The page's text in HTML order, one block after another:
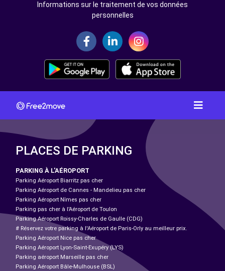
Informations sur le traitement de vos données
personnelles
PLACES DE PARKING
PARKING À L'AÉROPORT
Parking Aéroport Biarritz pas cher
Parking Aéroport de Cannes - Mandelieu pas cher
Parking Aéroport Nîmes pas cher
Parking pas cher à l’Aéroport de Toulon
Parking Aéroport Roissy-Charles de Gaulle (CDG)
# Réservez votre parking à l'Aéroport de Paris-Orly au meilleur prix.
Parking Aéroport Nice pas cher
Parking Aéroport Lyon-Saint-Exupéry (LYS)
Parking aéroport Marseille pas cher
Parking Aéroport Bâle-Mulhouse (BSL)